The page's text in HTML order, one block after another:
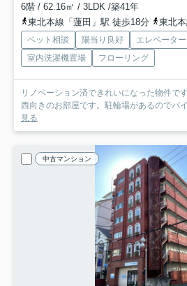
6階 / 62.16㎡ / 3LDK /築41年
東北本線「蓮田」駅 徒歩18分
東北本
ペット相談 陽当り良好 エレベーター
室内洗濯機置場
フローリング
リノベーション済できれいになった物件で
西向きのお部屋です。駐輪場があるのでバ
見る
中古マンション